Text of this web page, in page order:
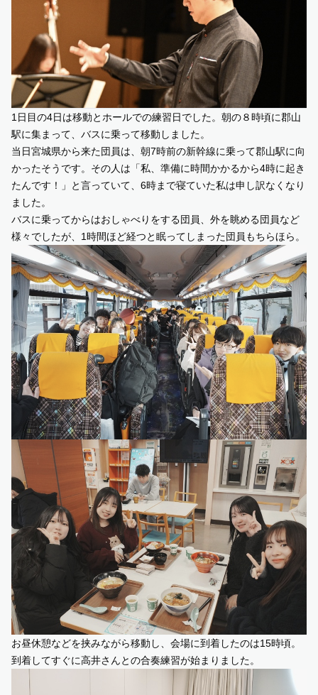
1日目の4日は移動とホールでの練習日でした。朝の８時頃に郡山
駅に集まって、バスに乗って移動しました。
当日宮城県から来た団員は、朝7時前の新幹線に乗って郡山駅に向
かったそうです。その人は「私、準備に時間かかるから4時に起き
たんです！」と言っていて、 6時まで寝ていた私は申し訳なくなり
ました。
バスに乗ってからはおしゃべりをする団員、外を眺める団員など
様々でしたが、 1時間ほど経つと眠ってしまった団員もちらほら。
お昼休憩などを挟みながら移動し、会場に到着したのは15時頃。
到着してすぐに高井さんとの合奏練習が始まりました。